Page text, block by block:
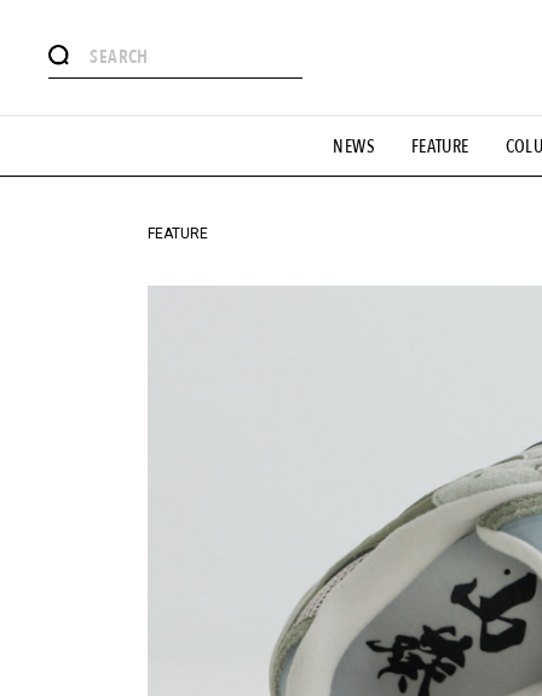
NEWS FEATURE
#憧れの逸品 #ESSENTIAL
#GH 銘品の所以 #フイナムのYouTube #Commune H
#HANDSOME HANDBOOK
FEATURE